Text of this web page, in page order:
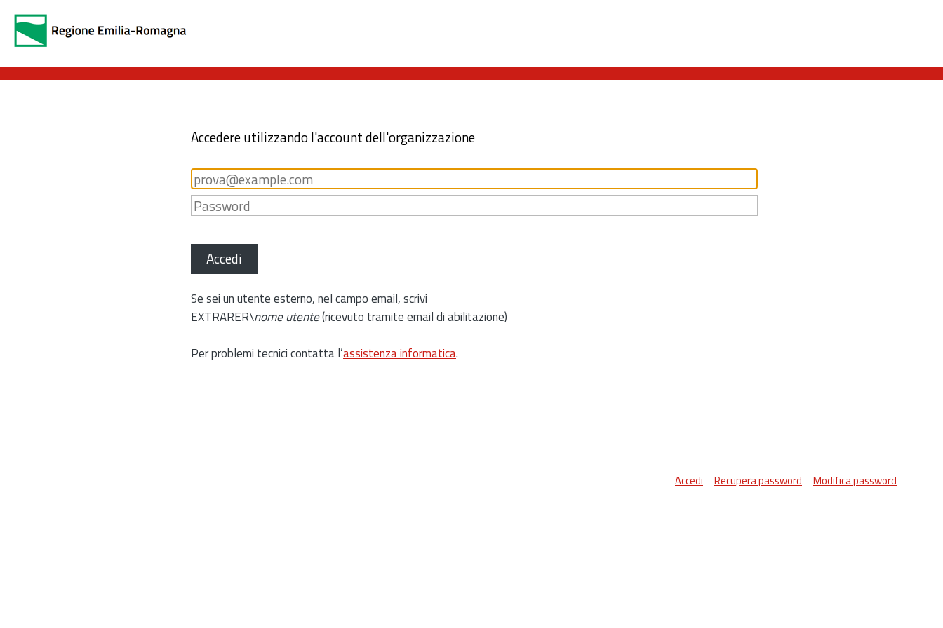
Accedere utilizzando l'account dell'organizzazione
Accedi
Se sei un utente esterno, nel campo email, scrivi
EXTRARER\nome utente(ricevuto tramite email di abilitazione)
Per problemi tecnici contatta l’assistenza informatica.
Accedi Recupera password Modifica password